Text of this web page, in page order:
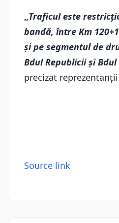
„Traficul este
bandă, între Km
și pe segmentul de
Bdul Republicii și
precizat reprezentanții
Source link